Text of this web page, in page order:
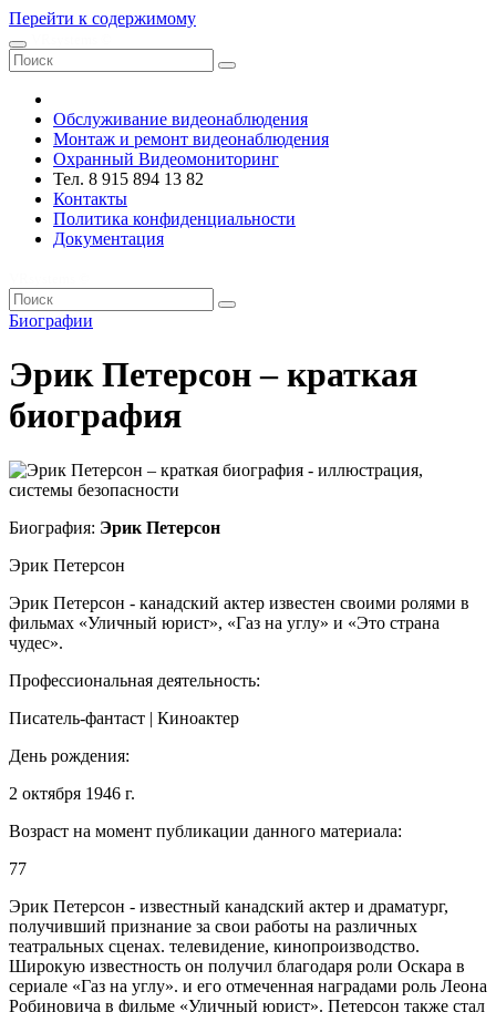
Перейти к содержимому
Обслуживание видеонаблюдения
Монтаж и ремонт видеонаблюдения
Охранный Видеомониторинг
Тел. 8 915 894 13 82
Контакты
Политика конфиденциальности
Документация
Биографии
Эрик Петерсон – краткая
биография
Биография: Эрик Петерсон
Эрик Петерсон
Эрик Петерсон - канадский актер известен своими ролями в
фильмах «Уличный юрист», «Газ на углу» и «Это страна
чудес».
Профессиональная деятельность:
Писатель-фантаст | Киноактер
День рождения:
2 октября 1946 г.
Возраст на момент публикации данного материала:
77
Эрик Петерсон - известный канадский актер и драматург,
получивший признание за свои работы на различных
театральных сценах. телевидение, кинопроизводство.
Широкую известность он получил благодаря роли Оскара в
сериале «Газ на углу». и его отмеченная наградами роль Леона
Робиновича в фильме «Уличный юрист». Петерсон также стал